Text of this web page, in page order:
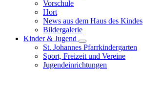
Vorschule
Hort
News aus dem Haus des Kindes
Bildergalerie
Kinder & Jugend
St. Johannes Pfarrkindergarten
Sport, Freizeit und Vereine
Jugendeinrichtungen